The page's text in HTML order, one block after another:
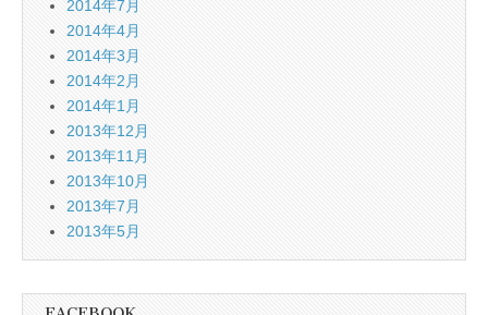
2014年7月
2014年4月
2014年3月
2014年2月
2014年1月
2013年12月
2013年11月
2013年10月
2013年7月
2013年5月